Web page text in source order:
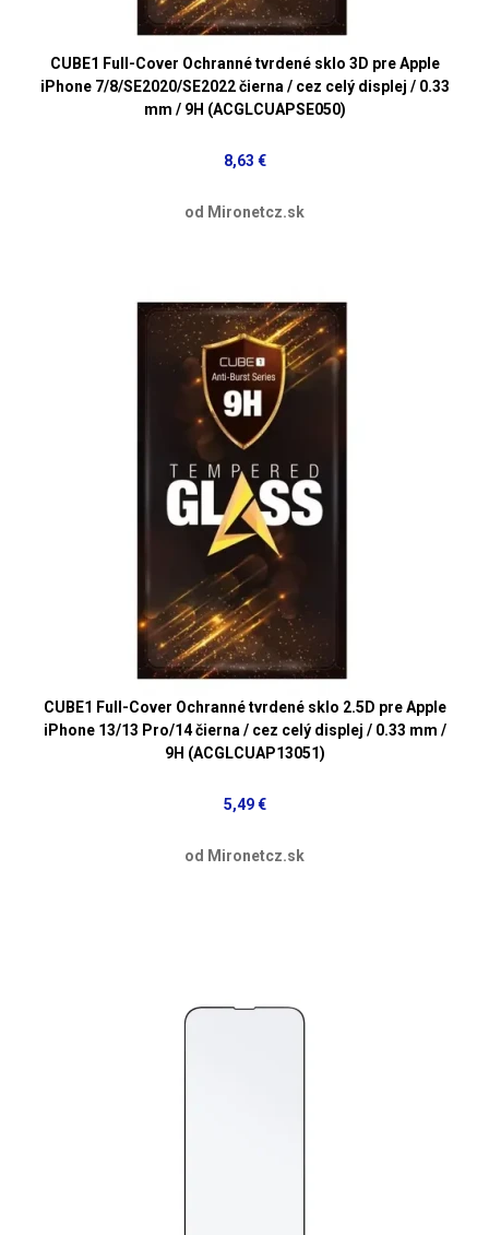
CUBE1 Full-Cover Ochranné tvrdené sklo 3D pre Apple
iPhone 7/8/SE2020/SE2022 čierna / cez celý displej / 0.33
mm / 9H (ACGLCUAPSE050)
8,63 €
od Mironetcz.sk
CUBE1 Full-Cover Ochranné tvrdené sklo 2.5D pre Apple
iPhone 13/13 Pro/14 čierna / cez celý displej / 0.33 mm /
9H (ACGLCUAP13051)
5,49 €
od Mironetcz.sk